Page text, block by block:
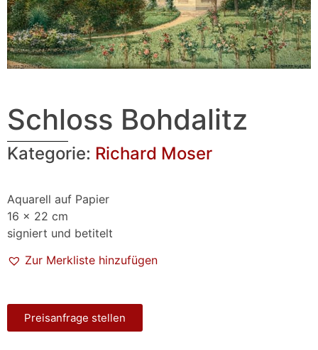
Schloss Bohdalitz
Kategorie: Richard Moser
Aquarell auf Papier
16 x 22 cm
signiert und betitelt
Zur Merkliste hinzufügen
Preisanfrage stellen